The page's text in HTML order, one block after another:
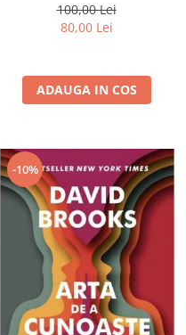
100,00 Lei
80,00 Lei
ADAUGA IN COS
-10%